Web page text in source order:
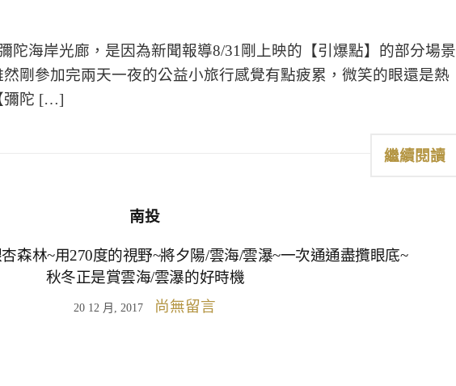
陀海岸光廊，是因為新聞報導8/31剛上映的【引爆點】的部分場景
剛參加完兩天一夜的公益小旅行感覺有點疲累，微笑的眼還是熱
彌陀 […]
繼續閱讀
南投
杏森林~用270度的視野~將夕陽/雲海/雲瀑~一次通通盡攬眼底~
秋冬正是賞雲海/雲瀑的好時機
20 12 月, 2017 尚無留言